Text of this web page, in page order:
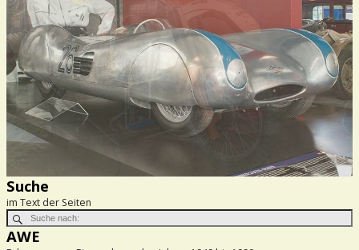
Suche
im Text der Seiten
AWE